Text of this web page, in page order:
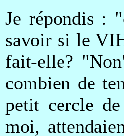
Je répondis :
savoir si le
fait-elle?
combien de
petit cercle
moi,